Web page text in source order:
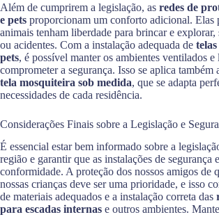
Além de cumprirem a legislação, as redes de
e pets proporcionam um conforto adicional. Elas
animais tenham liberdade para brincar e explorar,
ou acidentes. Com a instalação adequada de
pets, é possível manter os ambientes ventilados e
comprometer a segurança. Isso se aplica também
tela mosquiteira sob medida, que se adapta
necessidades de cada residência.
Considerações Finais sobre a Legislação e
É essencial estar bem informado sobre a
região e garantir que as instalações de segurança
conformidade. A proteção dos nossos amigos de
nossas crianças deve ser uma prioridade, e isso
de materiais adequados e a instalação correta das
para escadas internas e outros ambientes.